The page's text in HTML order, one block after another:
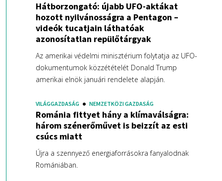
Hátborzongató: újabb UFO-aktákat
hozott nyilvánosságra a Pentagon –
videók tucatjain láthatóak
azonosítatlan repülőtárgyak
Az amerikai védelmi minisztérium folytatja az UFO-
dokumentumok közzétételét Donald Trump
amerikai elnök januári rendelete alapján.
VILÁGGAZDASÁG NEMZETKÖZI GAZDASÁG
Románia fittyet hány a klímaválságra:
három szénerőművet is beizzít az esti
csúcs miatt
Újra a szennyező energiaforrásokra fanyalodnak
Romániában.